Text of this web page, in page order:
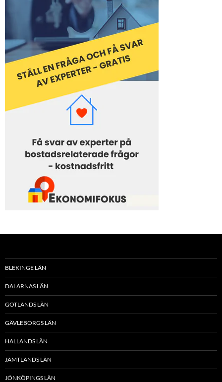
BLEKINGE LÄN
DALARNAS LÄN
GOTLANDS LÄN
GÄVLEBORGS LÄN
HALLANDS LÄN
JÄMTLANDS LÄN
JÖNKÖPINGS LÄN